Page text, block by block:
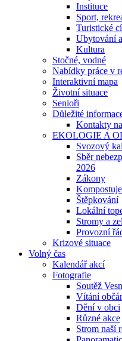
Instituce
Sport,
Turistické
Ubytování
Kultura
Stočné, vodné
Nabídky práce v
Interaktivní mapa
Životní situace
Senioři
Důležité
Kontakty
EKOLOGIE A
Svozový
Sběr
2026
Zákony
Štěpkování
Lokální
Stromy a
Provozní
Krizové situace
Volný čas
Kalendář akcí
Fotografie
Soutěž
Vítání
Dění v obci
Různé akce
Strom naší